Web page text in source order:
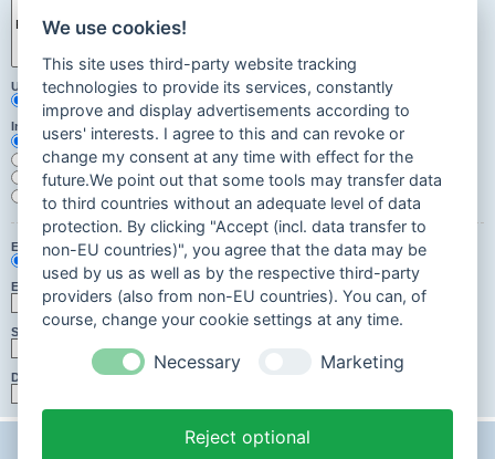
Unterforen durchsuchen:
Innerhalb suchen:
Betreff und Text der Beiträge
Nur im Text der Beiträge
Nur im Betreff der Themen
Nur im ersten Beitrag der Themen
Ergebnisse anzeigen als:
Beiträge
Themen
Ergebnisse sortieren nach:
Aufsteigend
Absteigend
Suchzeitraum begrenzen:
Die ersten:
We use cookies!
This site uses third-party website tracking
technologies to provide its services, constantly
improve and display advertisements according to
users' interests. I agree to this and can revoke or
change my consent at any time with effect for the
future.We point out that some tools may transfer data
to third countries without an adequate level of data
protection. By clicking "Accept (incl. data transfer to
non-EU countries)", you agree that the data may be
used by us as well as by the respective third-party
providers (also from non-EU countries). You can, of
course, change your cookie settings at any time.
Necessary Marketing
Reject optional